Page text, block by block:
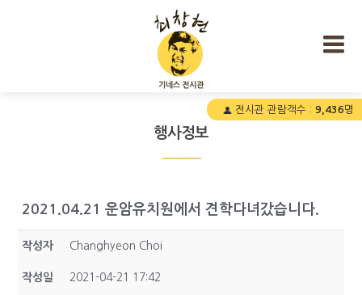
전시관 관람객수 : 9,436명
행사정보
2021.04.21 운암유치원에서 견학다녀갔습니다.
작성자 Changhyeon Choi
작성일 2021-04-21 17:42